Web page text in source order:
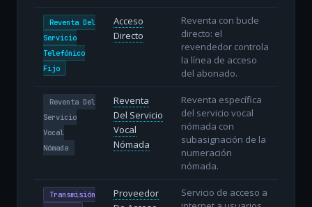
Reventa Del
Servicio
Telefónico
Fijo
Acceso
Directo
Reventa con bucle
directo: el
revendedor controla
la línea de acceso
del abonado.
Reventa Del
Servicio
Vocal
Nómada
Reventa
Del Servicio
Vocal
Nómada
Reventa específica
del servicio vocal
nómada con
subasignación de la
numeración
nómada.
Transmisión
Proveedor
Servicio de acceso a